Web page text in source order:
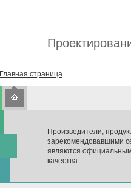
Главная страница
Производители,
зарекомендовавшими
являются
качества.